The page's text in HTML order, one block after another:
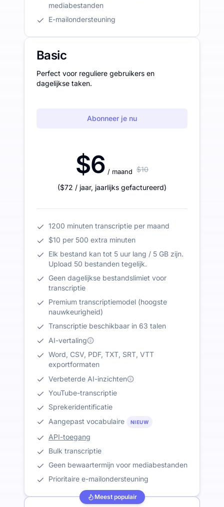
mediabestanden
E-mailondersteuning
Basic
Perfect voor reguliere gebruikers en
dagelijkse taken.
Abonneer je nu
$6 / maand $10
($72 / jaar, jaarlijks gefactureerd)
1200 minuten transcriptie per maand
$10 per 500 extra minuten
Elk bestand kan tot 5 uur lang / 5 GB zijn.
Upload 50 bestanden tegelijk.
Geen dagelijkse bestandslimiet voor
transcriptie
Premium transcriptiemodel (hoogste
nauwkeurigheid)
Transcriptie beschikbaar in 63 talen
AI-vertaling
Word, CSV, PDF, TXT, SRT, VTT
exportformaten
Verbeterde AI-inzichten
YouTube-transcriptie
Sprekeridentificatie
Aangepast vocabulaire
NIEUW
API-toegang
Bulk transcriptie
Geen bewaartermijn voor mediabestanden
Prioritaire e-mailondersteuning
Meest populair